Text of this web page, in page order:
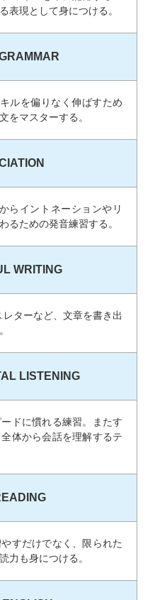
表現として身につける。
ルを偏りなく伸ばすため
をマスターする。
らイントネーションやリ
るための発音練習する。
WRITING
ターなど、文章を書き出
LISTENING
ドに慣れる練習。またす
体から会話を理解するテ
すだけでなく、限られた
力も身につける。